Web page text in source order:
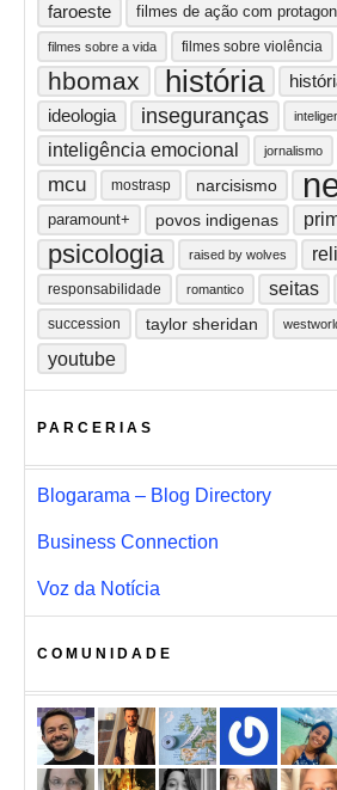
faroeste filmes de ação com
filmes sobre a vida filmes sobre violência
hbomax história
ideologia inseguranças
inteligência emocional jornalismo
mcu mostrasp narcisismo
paramount+ povos indigenas
psicologia raised by wolves
responsabilidade romantico seitas
succession taylor sheridan
youtube
PARCERIAS
Blogarama – Blog Directory
Business Connection
Voz da Notícia
COMUNIDADE